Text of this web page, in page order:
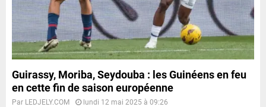
Guirassy, Moriba, Seydouba : les Guinéens en feu
en cette fin de saison européenne
Par LEDJELY.COM lundi 12 mai 2025 à 09:26